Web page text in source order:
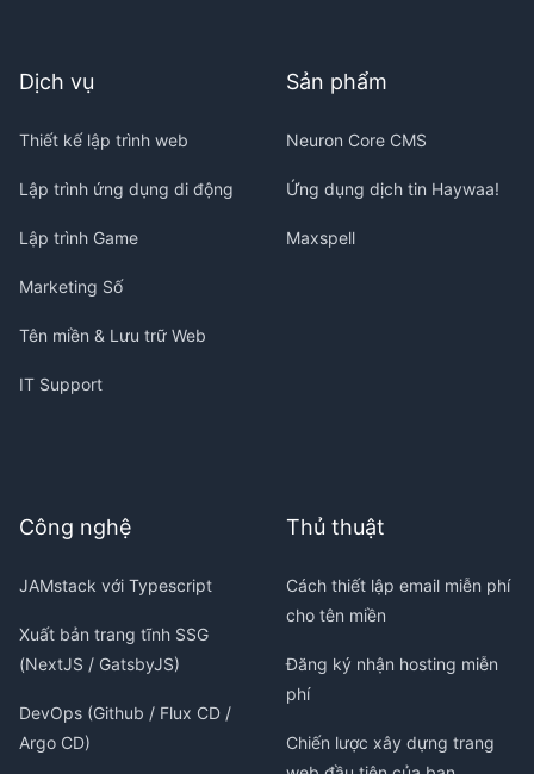
Dịch vụ
Thiết kế lập trình web
Lập trình ứng dụng di động
Lập trình Game
Marketing Số
Tên miền & Lưu trữ Web
IT Support
Sản phẩm
Neuron Core CMS
Ứng dụng dịch tin Haywaa!
Maxspell
Công nghệ
JAMstack với Typescript
Xuất bản trang tĩnh SSG
(NextJS / GatsbyJS)
DevOps (Github / Flux CD /
Argo CD)
Thủ thuật
Cách thiết lập email miễn phí
cho tên miền
Đăng ký nhận hosting miễn
phí
Chiến lược xây dựng trang